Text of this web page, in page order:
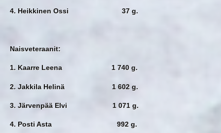
4. Heikkinen Ossi 37 g.
Naisveteraanit:
1. Kaarre Leena 1 740 g.
2. Jakkila Helinä 1 602 g.
3. Järvenpää Elvi 1 071 g.
4. Posti Asta 992 g.